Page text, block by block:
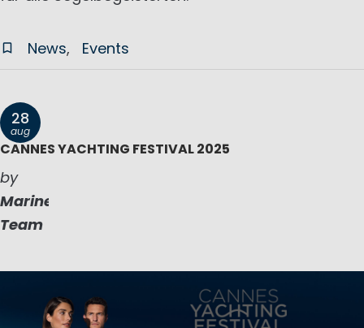
News Events
28
aug
CANNES YACHTING FESTIVAL 2025
by
Marinepool
Team